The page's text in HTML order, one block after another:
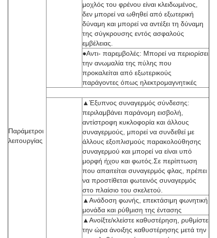
Παράμετροι
λειτουργίας
μοχλός του φρένου είναι κλειδωμένος,
δεν μπορεί να ωθηθεί από εξωτερική
δύναμη και μπορεί να αντέξει τη δύναμη
της σύγκρουσης εντός ασφαλούς
εμβέλειας.
●Αντι- παρεμβολές: Μπορεί να περιορίσει
την ανωμαλία της πύλης που
προκαλείται από εξωτερικούς
παράγοντες όπως ηλεκτρομαγνητικές
▲Έξυπνος συναγερμός σύνδεσης:
περιλαμβάνει παράνομη εισβολή,
αντίστροφη κυκλοφορία και άλλους
συναγερμούς, μπορεί να συνδεθεί με
άλλους εξοπλισμούς παρακολούθησης
συναγερμού και μπορεί να είναι υπό
μορφή ήχου και φωτός.Σε περίπτωση
που απαιτείται συναγερμός φλας, πρέπει
να προστίθεται φωτεινός συναγερμός
στο πλαίσιο του σκελετού.
▲Ανάδοση φωνής, επεκτάσιμη φωνητική
μονάδα και ρύθμιση της έντασης
▲Ανοίξτε/κλείστε καθυστέρηση, ρυθμίστε
την ώρα άνοιξης καθυστέρησης μετά την